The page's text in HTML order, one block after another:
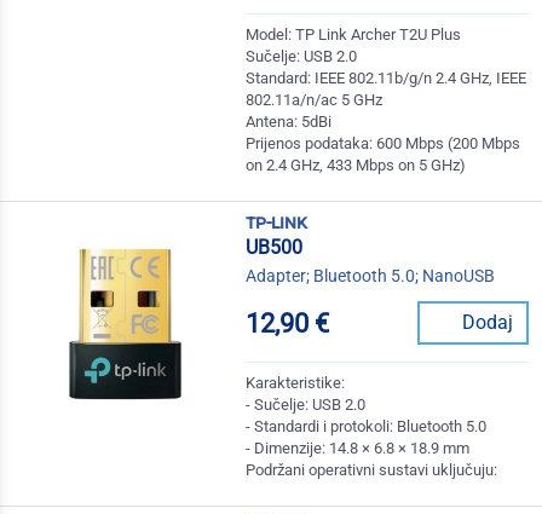
Model: TP Link Archer T2U Plus
Sučelje: USB 2.0
Standard: IEEE 802.11b/g/n 2.4 GHz, IEEE
802.11a/n/ac 5 GHz
Antena: 5dBi
Prijenos podataka: 600 Mbps (200 Mbps
on 2.4 GHz, 433 Mbps on 5 GHz)
tp-link
UB500
Adapter; Bluetooth 5.0; NanoUSB
12,90 € Dodaj
Karakteristike:
- Sučelje: USB 2.0
- Standardi i protokoli: Bluetooth 5.0
- Dimenzije: 14.8 × 6.8 × 18.9 mm
Podržani operativni sustavi uključuju: